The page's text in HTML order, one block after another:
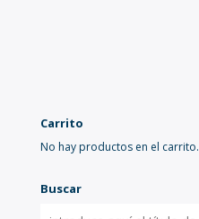
Carrito
No hay productos en el carrito.
Buscar